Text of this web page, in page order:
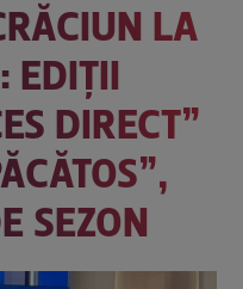
LA
EDIŢII
DIRECT”
SEZON